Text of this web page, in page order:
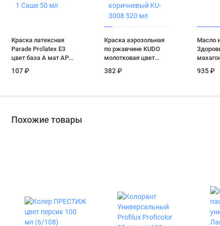
Краска латексная
Parade Pro'latex E3
цвет база А мат AP
107 ₽
Краска аэрозольная
по ржавчине KUDO
молотковая цвет
коричневый KU-3008
382 ₽
Масло
935 ₽
Похожие товары